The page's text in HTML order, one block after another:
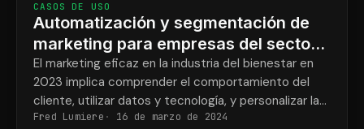
CASOS DE USO
Automatización y segmentación de
marketing para empresas del sector
del bienestar
El marketing eficaz en la industria del bienestar en
2023 implica comprender el comportamiento del
cliente, utilizar datos y tecnología, y personalizar las
comunicaciones a través de la automatización y la
Fred Lumiere 16 de marzo de 2024